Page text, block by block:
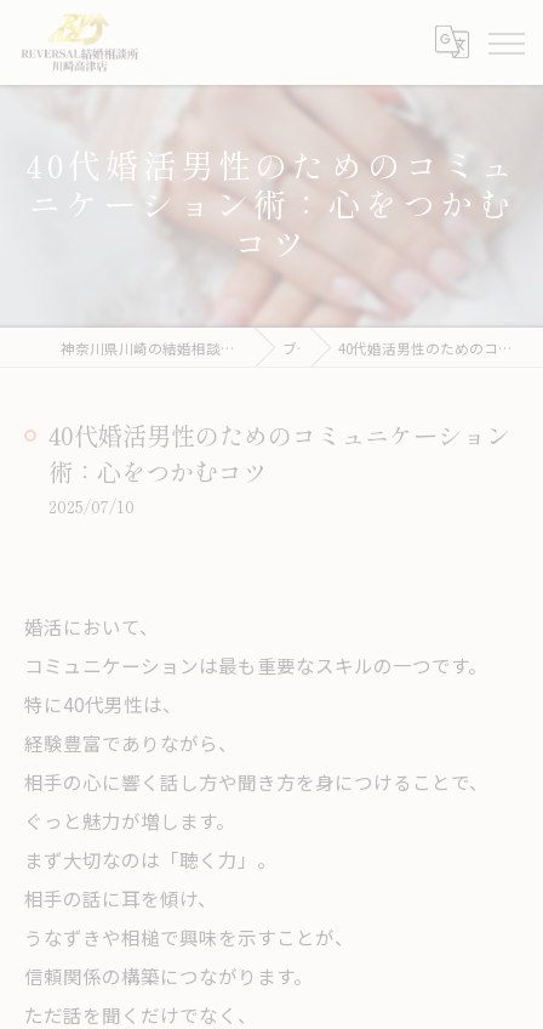
40代婚活男性のためのコミュ
ニケーション術：心をつかむ
コツ
神奈川県川崎の結婚相談所ならREVERSAL結婚相談所川崎高津店 ブログ 40代婚活男性のためのコミュニケーション術：心をつかむコツ
40代婚活男性のためのコミュニケーション
術：心をつかむコツ
2025/07/10
婚活において、
コミュニケーションは最も重要なスキルの一つです。
特に40代男性は、
経験豊富でありながら、
相手の心に響く話し方や聞き方を身につけることで、
ぐっと魅力が増します。
まず大切なのは「聴く力」。
相手の話に耳を傾け、
うなずきや相槌で興味を示すことが、
信頼関係の構築につながります。
ただ話を聞くだけでなく、